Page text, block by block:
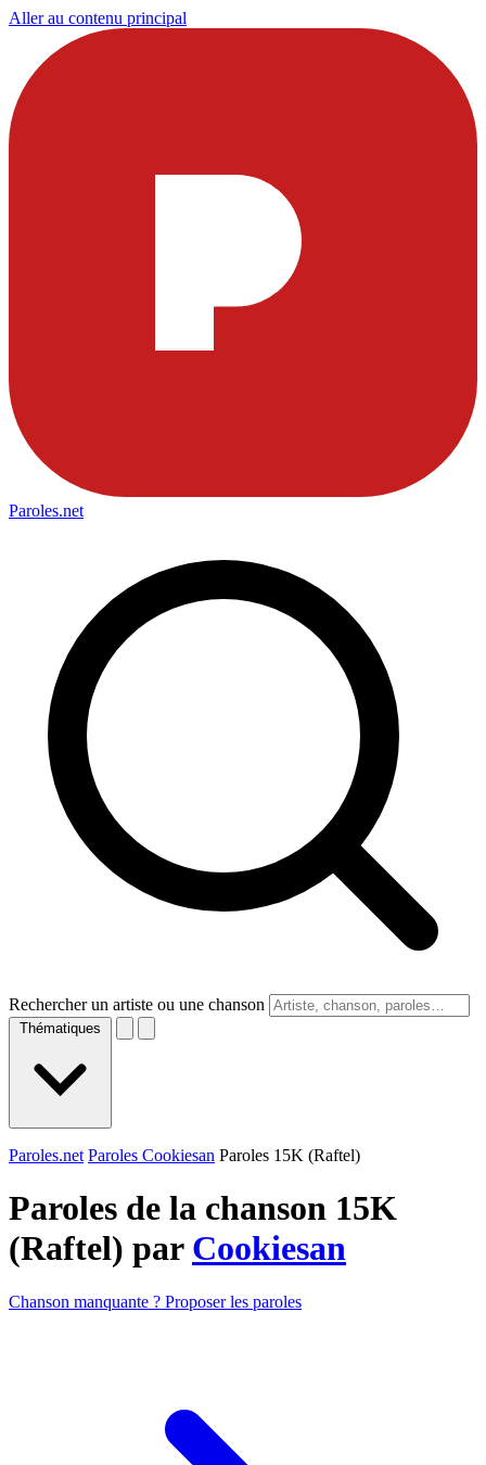
Aller au contenu principal
Paroles.net
Rechercher un artiste ou une chanson
Thématiques
Paroles.net Paroles Cookiesan Paroles 15K (Raftel)
Paroles de la chanson 15K
(Raftel) par Cookiesan
Chanson manquante ? Proposer les paroles